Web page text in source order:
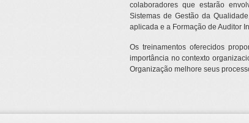
colaboradores que estarão
Sistemas de Gestão da
aplicada e a Formação de Auditor
Os treinamentos oferecidos
importância no contexto
Organização melhore seus